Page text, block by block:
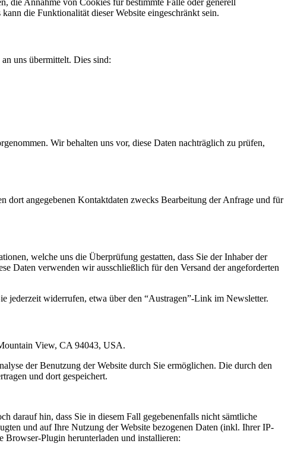
die Annahme von Cookies für bestimmte Fälle oder generell
die Funktionalität dieser Website eingeschränkt sein.
uns übermittelt. Dies sind:
Wir behalten uns vor, diese Daten nachträglich zu prüfen,
angegebenen Kontaktdaten zwecks Bearbeitung der Anfrage und für
welche uns die Überprüfung gestatten, dass Sie der Inhaber der
Daten verwenden wir ausschließlich für den Versand der angeforderten
jederzeit widerrufen, etwa über den “Austragen”-Link im Newsletter.
View, CA 94043, USA.
der Benutzung der Website durch Sie ermöglichen. Die durch den
und dort gespeichert.
darauf hin, dass Sie in diesem Fall gegebenenfalls nicht sämtliche
und auf Ihre Nutzung der Website bezogenen Daten (inkl. Ihrer IP-
Browser-Plugin herunterladen und installieren: